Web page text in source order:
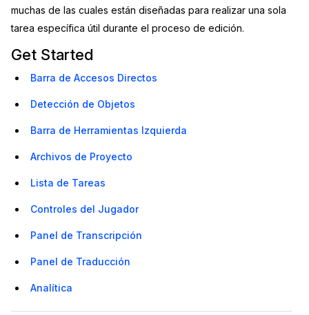
Casinos
Entretenimiento
La Venta al Por Menor
Recomendaciones
Trabaja con nosotros
Contáctanos
muchas de las cuales están diseñadas para realizar una sola
tarea específica útil durante el proceso de edición.
Get Started
Barra de Accesos Directos
Detección de Objetos
Barra de Herramientas Izquierda
Archivos de Proyecto
Lista de Tareas
Controles del Jugador
Panel de Transcripción
Panel de Traducción
Analítica